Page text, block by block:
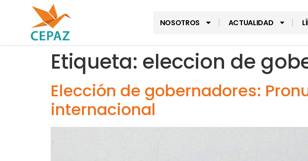
NOSOTROS ACTUALIDAD
Etiqueta: eleccion de
Elección de gobernadores:
internacional